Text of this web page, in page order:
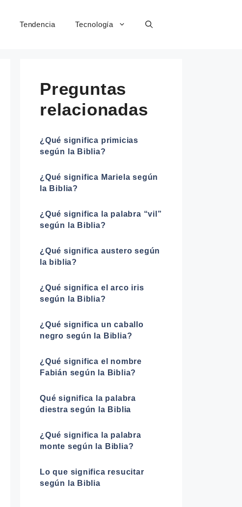
Tendencia Tecnología
Preguntas
relacionadas
¿Qué significa primicias
según la Biblia?
¿Qué significa Mariela según
la Biblia?
¿Qué significa la palabra “vil”
según la Biblia?
¿Qué significa austero según
la biblia?
¿Qué significa el arco iris
según la Biblia?
¿Qué significa un caballo
negro según la Biblia?
¿Qué significa el nombre
Fabián según la Biblia?
Qué significa la palabra
diestra según la Biblia
¿Qué significa la palabra
monte según la Biblia?
Lo que significa resucitar
según la Biblia